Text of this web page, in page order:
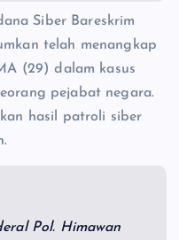
Siber Bareskrim
telah menangkap
(29) dalam kasus
pejabat negara.
hasil patroli siber
Pol. Himawan